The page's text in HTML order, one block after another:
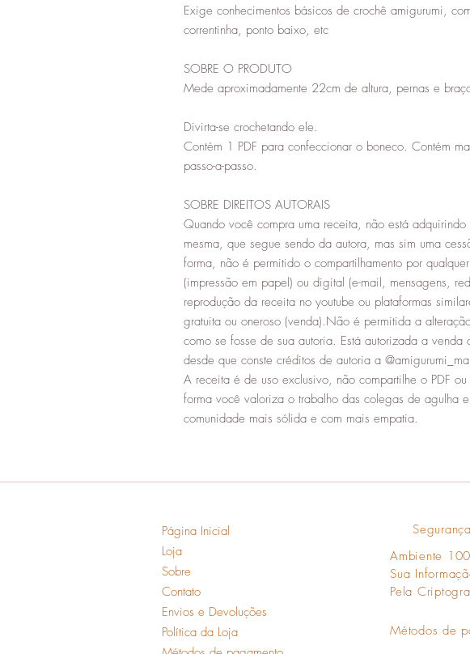
Exige conhecimentos básicos de crochê amigurumi,
correntinha, ponto baixo, etc
SOBRE O PRODUTO
Mede aproximadamente 22cm de altura, pernas e
Divirta-se crochetando ele.
Contém 1 PDF para confeccionar o boneco. Contém
passo-a-passo.
SOBRE DIREITOS AUTORAIS
Quando você compra uma receita, não está
mesma, que segue sendo da autora, mas sim uma
forma, não é permitido o compartilhamento por
(impressão em papel) ou digital (e-mail, mensagens,
reprodução da receita no youtube ou plataformas
gratuita ou oneroso (venda).Não é permitida a
como se fosse de sua autoria. Está autorizada a venda
desde que conste créditos de autoria a
A receita é de uso exclusivo, não compartilhe o PDF
forma você valoriza o trabalho das colegas de agulha
comunidade mais sólida e com mais empatia.
Página Inicial
Loja
Sobre
Contato
Envios e Devoluções
Política da Loja
Segurança
Ambiente
Sua
Pela
Métodos de